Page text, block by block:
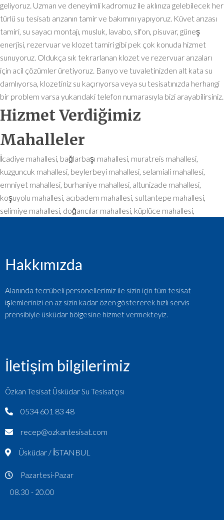
geliyoruz. Uzman ve deneyimli kadromuz ile aklınıza gelebilecek her
türlü su tesisatı arızanın tamir ve bakımını yapıyoruz. Küvet arızası
tamiri, su sayacı montajı, musluk, lavabo, sifon, pisuvar, güneş
enerjisi, rezervuar ve klozet tamiri gibi pek çok konuda hizmet
sunuyoruz. Oldukça sık tekrarlanan klozet ve rezervuar arızaları
için acil çözümler üretiyoruz. Banyo ve tuvaletinizden alt kata su
damlıyorsa, klozetiniz su kaçırıyorsa veya su tesisatınızda herhangi
bir problem varsa yukarıdaki telefon numarasıyla bizi arayabilirsiniz.
Hizmet Verdiğimiz
Mahalleler
İcadiye mahallesi, bağlarbaşı mahallesi, muratreis mahallesi,
kuzguncuk mahallesi, beylerbeyi mahallesi, selamiali mahallesi,
emniyet mahallesi, burhaniye mahallesi, altunizade mahallesi,
koşuyolu mahallesi, acıbadem mahallesi, sultantepe mahallesi,
selimiye mahallesi, doğancılar mahallesi, küplüce mahallesi,
Hakkımızda
Alanında tecrübeli personellerimiz ile sizin için tüm tesisat
işlemlerinizi en az sizin kadar özen göstererek hızlı servis
prensibiyle üsküdar bölgesine hizmet vermekteyiz.
İletişim bilgilerimiz
Özkan Tesisat Üsküdar Su Tesisatçısı
0534 601 83 48
recep@ozkantesisat.com
Üsküdar / İSTANBUL
Pazartesi-Pazar
08.30 - 20.00